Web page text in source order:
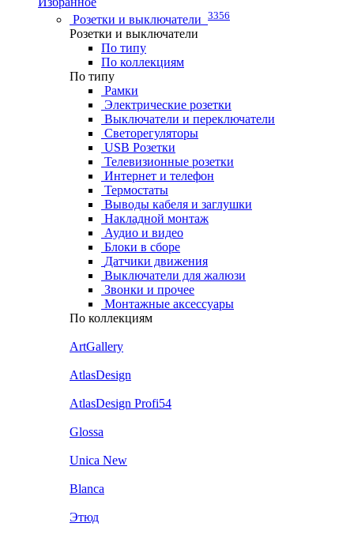
Розетки и выключатели 3356
Розетки и выключатели
По типу
По коллекциям
По типу
Рамки
Электрические розетки
Выключатели и переключатели
Светорегуляторы
USB Розетки
Телевизионные розетки
Интернет и телефон
Термостаты
Выводы кабеля и заглушки
Накладной монтаж
Аудио и видео
Блоки в сборе
Датчики движения
Выключатели для жалюзи
Звонки и прочее
Монтажные аксессуары
По коллекциям
ArtGallery
AtlasDesign
AtlasDesign Profi54
Glossa
Unica New
Blanca
Этюд